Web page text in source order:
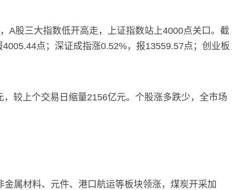
股三大指数低开高走，上证指数站上4000点关口。截
点；深证成指涨0.52%，报13559.57点；创业板
上个交易日缩量2156亿元。个股涨多跌少，全市场
属材料、元件、港口航运等板块领涨，煤炭开采加